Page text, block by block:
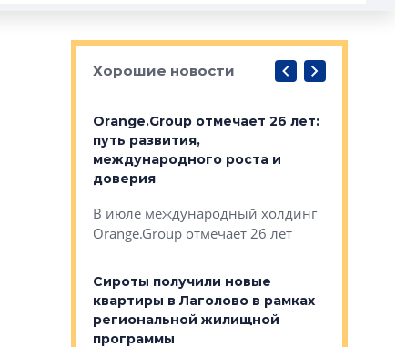
Хорошие новости
Orange.Group отмечает 26 лет:
путь развития,
международного роста и
доверия
В июле международный холдинг
Orange.Group отмечает 26 лет
Сироты получили новые
квартиры в Лаголово в рамках
региональной жилищной
программы